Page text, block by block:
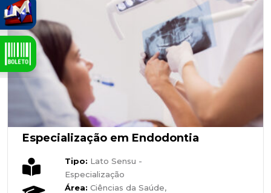
Especialização em Endodontia
Tipo: Lato Sensu -
Especialização
Área:Ciências da Saúde,